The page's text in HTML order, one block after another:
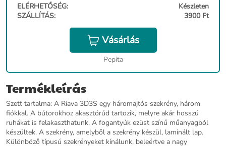
ELÉRHETŐSÉG:
Készleten
SZÁLLÍTÁS:
3900 Ft
Vásárlás
Pepita
Termékleírás
Szett tartalma: A Riava 3D3S egy háromajtós szekrény, három
fiókkal. A bútorokhoz akasztórúd tartozik, melyre akár hosszú
ruhákat is felakaszthatunk. A fogantyúk ezüst színű műanyagból
készültek. A szekrény, amelyből a szekrény készül, laminált lap.
Különböző típusú szekrényeket kínálunk, beleértve a nagy